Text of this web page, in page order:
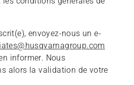
envoyez-nous un e-
informer. Nous
alors la validation de votre